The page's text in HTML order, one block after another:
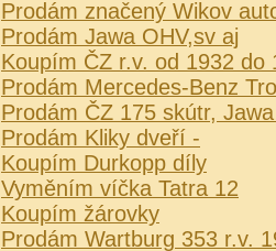
Prodám značený Wikov
Prodám Jawa OHV,sv aj
Koupím ČZ r.v. od 1932 do
Prodám Mercedes-Benz
Prodám ČZ 175 skútr,
Prodám Kliky dveří -
Koupím Durkopp díly
Vyměním víčka Tatra 12
Koupím žárovky
Prodám Wartburg 353 r.v.